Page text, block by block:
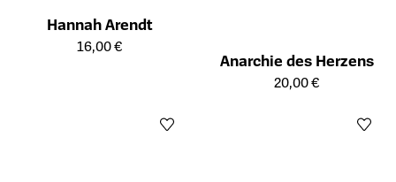
Hannah Arendt
Öffnet die Detailseite des Produkts
16,00 €
Anarchie des Herzens
Öffnet die Detailseite des
20,00 €